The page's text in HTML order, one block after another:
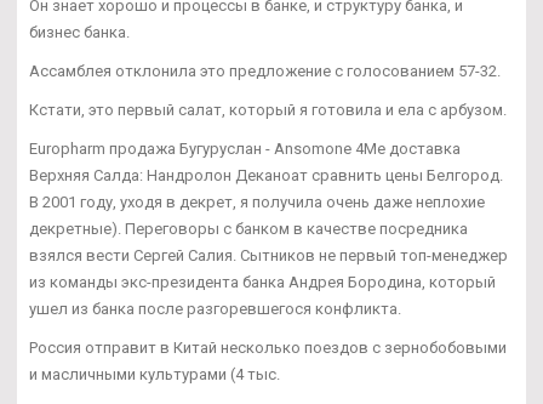
Он знает хорошо и процессы в банке, и структуру банка, и
бизнес банка.
Ассамблея отклонила это предложение с голосованием 57-32.
Кстати, это первый салат, который я готовила и ела с арбузом.
Europharm продажа Бугуруслан - Ansomone 4Me доставка
Верхняя Салда: Нандролон Деканоат сравнить цены Белгород.
В 2001 году, уходя в декрет, я получила очень даже неплохие
декретные). Переговоры с банком в качестве посредника
взялся вести Сергей Салия. Сытников не первый топ-менеджер
из команды экс-президента банка Андрея Бородина, который
ушел из банка после разгоревшегося конфликта.
Россия отправит в Китай несколько поездов с зернобобовыми
и масличными культурами (4 тыс.